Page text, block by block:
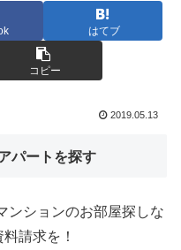
はてブ
コピー
2019.05.13
パートを探す
ンションのお部屋探しな
請求を！